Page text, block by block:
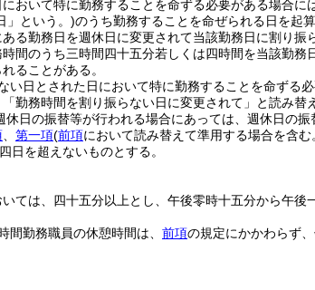
おいて特に勤務することを命ずる必要がある場合に
」という。)のうち勤務することを命ぜられる日を起
る勤務日を週休日に変更されて当該勤務日に割り振
間のうち三時間四十五分若しくは四時間を当該勤務
ることがある。
い日とされた日において特に勤務することを命ずる
勤務時間を割り振らない日に変更されて」と読み替
休日の振替等が行われる場合にあっては、週休日の
第一項(前項において読み替えて準用する場合を含む
日を超えないものとする。
ては、四十五分以上とし、午後零時十五分から午後
勤務職員の休憩時間は、 前項の規定にかかわらず